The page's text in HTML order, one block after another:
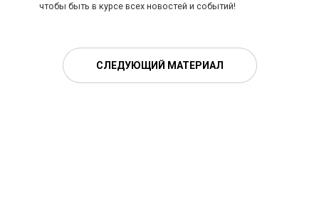
чтобы быть в курсе всех новостей и событий!
СЛЕДУЮЩИЙ МАТЕРИАЛ